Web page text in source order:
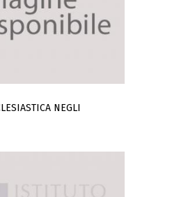
NEGLI